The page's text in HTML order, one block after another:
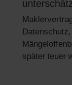
später teuer